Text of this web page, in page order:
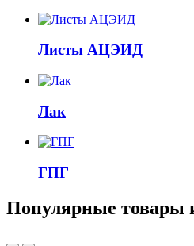
Листы АЦЭИД
Лак
ГПГ
Популярные товары